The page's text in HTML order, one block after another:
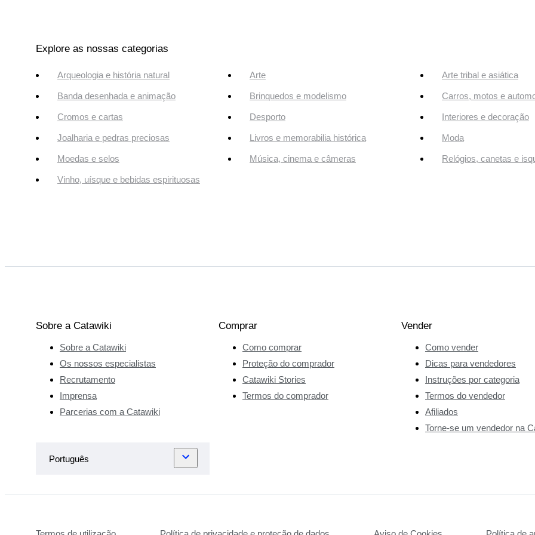
Explore as nossas categorias
Arqueologia e história natural Arte Arte tribal e asiática
Banda desenhada e animação Brinquedos e modelismo Carros, motos e
Cromos e cartas Desporto Interiores e decoração
Joalharia e pedras preciosas Livros e memorabilia histórica Moda
Moedas e selos Música, cinema e câmeras Relógios, canetas e
Vinho, uísque e bebidas espirituosas
Sobre a Catawiki
Sobre a Catawiki
Os nossos especialistas
Recrutamento
Imprensa
Parcerias com a Catawiki
Comprar
Como comprar
Proteção do comprador
Catawiki Stories
Termos do comprador
Vender
Como vender
Dicas para vendedores
Instruções por categoria
Termos do vendedor
Afiliados
Torne-se um vendedor na